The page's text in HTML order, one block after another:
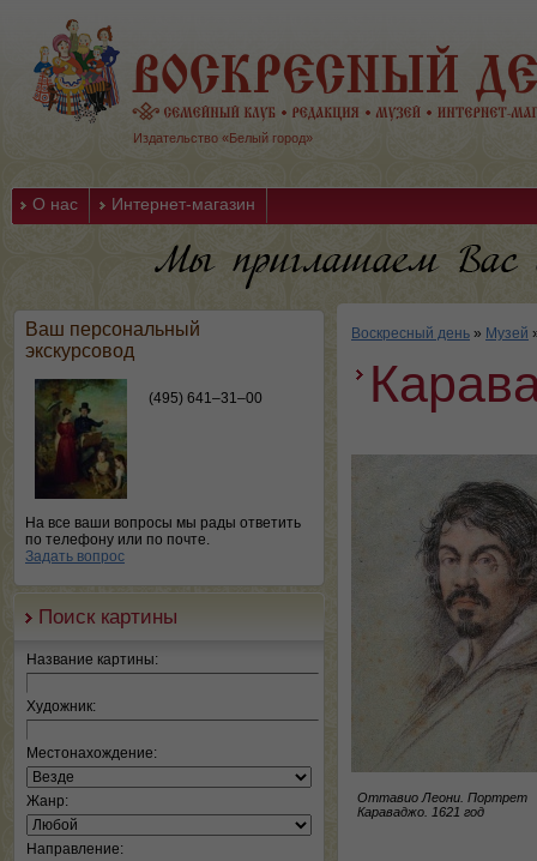
Издательство «Белый город»
О нас Интернет-магазин
Ваш персональный
экскурсовод
(495) 641–31–00
На все ваши вопросы мы рады ответить
по телефону или по почте.
Задать вопрос
Поиск картины
Название картины:
Художник:
Местонахождение:
Жанр:
Направление:
Воскресный день » Музей
Оттавио Леони. Портрет
Караваджо. 1621 год